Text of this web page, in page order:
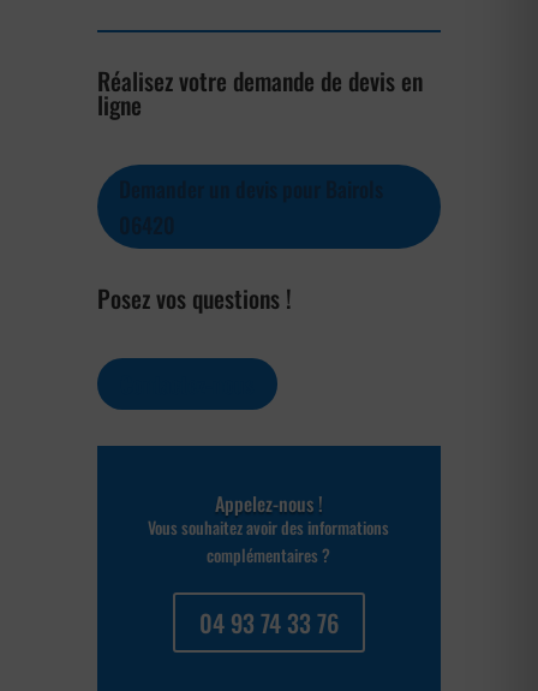
Réalisez votre demande de devis en
ligne
Posez vos questions !
Appelez-nous !
Vous souhaitez avoir des informations
complémentaires ?
04 93 74 33 76